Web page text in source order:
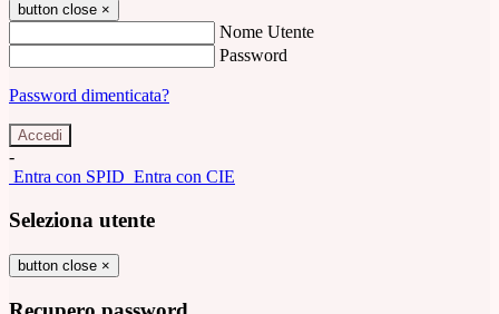
button close ×
Nome Utente
Password
Password dimenticata?
-
Entra con SPID Entra con CIE
Seleziona utente
button close ×